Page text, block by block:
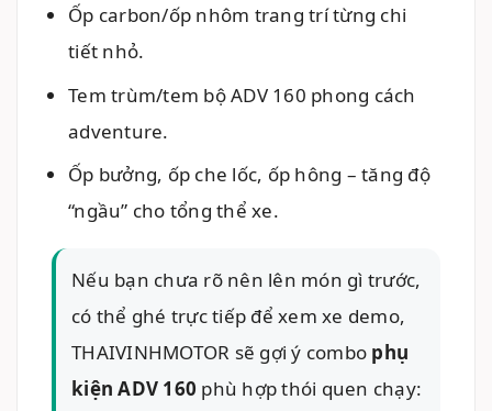
Ốp carbon/ốp nhôm trang trí từng chi
tiết nhỏ.
Tem trùm/tem bộ ADV 160 phong cách
adventure.
Ốp bưởng, ốp che lốc, ốp hông – tăng độ
“ngầu” cho tổng thể xe.
Nếu bạn chưa rõ nên lên món gì trước,
có thể ghé trực tiếp để xem xe demo,
THAIVINHMOTOR sẽ gợi ý combo phụ
kiện ADV 160 phù hợp thói quen chạy: